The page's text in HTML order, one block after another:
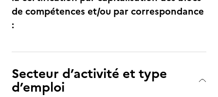
de compétences et/ou par correspondance
:
Secteur d’activité et type
d’emploi